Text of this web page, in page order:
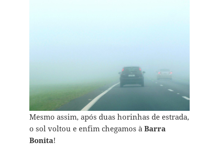
Mesmo assim, após duas horinhas de estrada,
o sol voltou e enfim chegamos à Barra
Bonita!